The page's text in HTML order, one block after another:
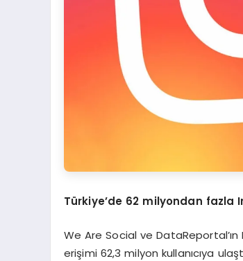
Türkiye’de 62 milyondan fazla
We Are Social ve
erişimi 62,3 milyon kullanıcıya